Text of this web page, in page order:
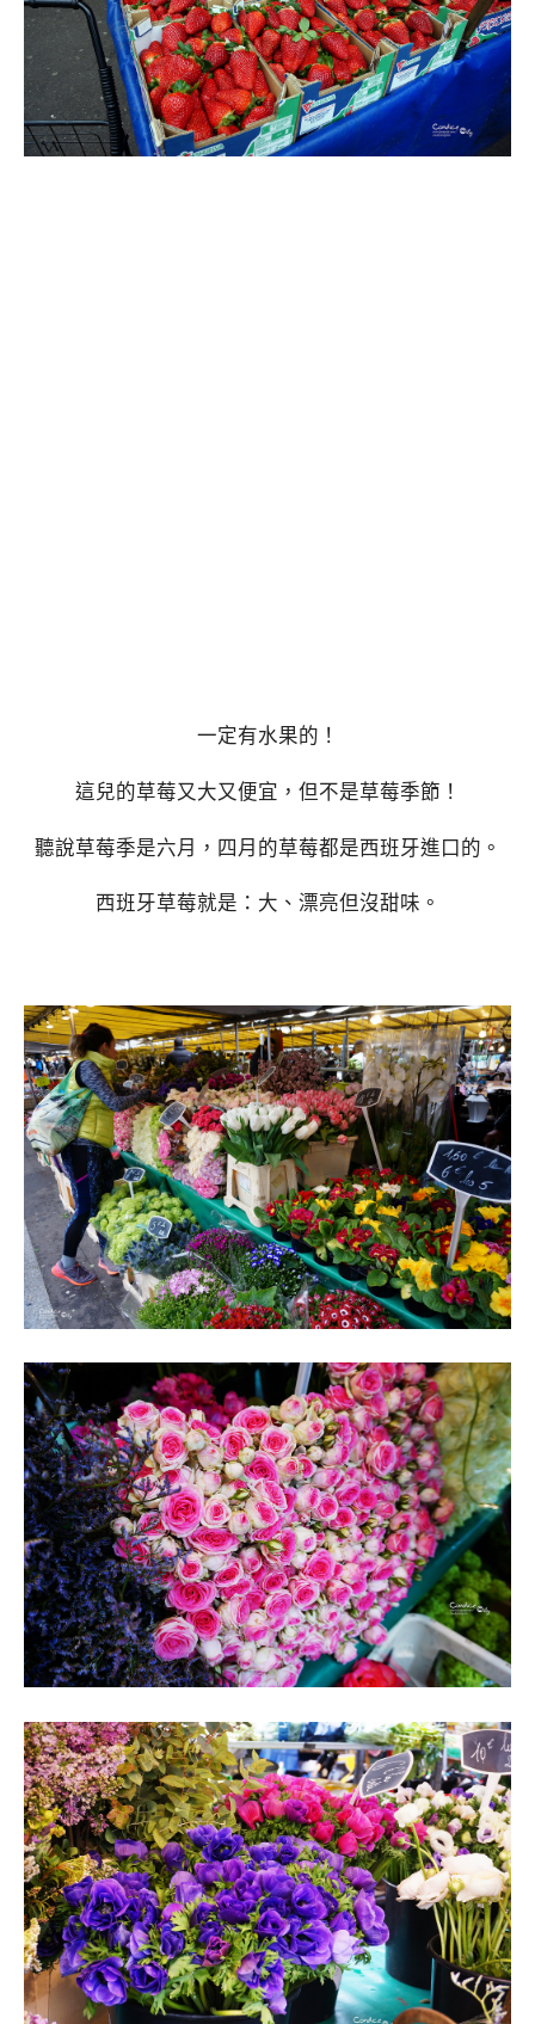
一定有水果的！
這兒的草莓又大又便宜，但不是草莓季節！
聽說草莓季是六月，四月的草莓都是西班牙進口的。
西班牙草莓就是：大、漂亮但沒甜味。